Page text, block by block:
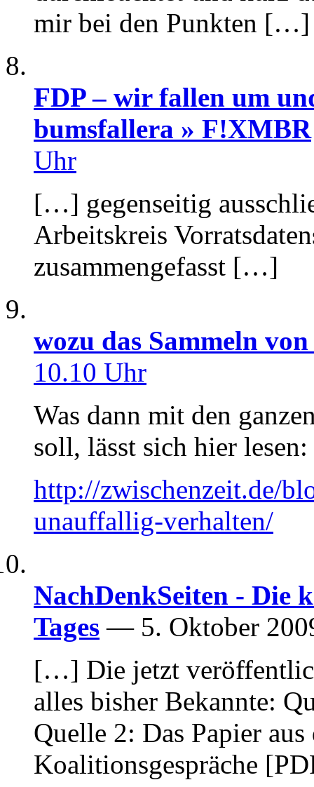
mir bei den Punkten […]
FDP – wir fallen um
bumsfallera » F!XMBR
Uhr
[…] gegenseitig
Arbeitskreis
zusammengefasst […]
wozu das Sammeln
10.10 Uhr
Was dann mit den
soll, lässt sich hier lesen:
http://zwischenzeit.de/
unauffallig-verhalten/
NachDenkSeiten - Die
Tages — 5. Oktober
[…] Die jetzt
alles bisher Bekannte:
Quelle 2: Das Papier
Koalitionsgespräche